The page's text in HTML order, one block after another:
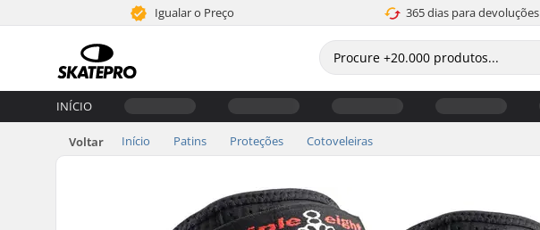
Igualar o Preço 365 dias para devoluções
INÍCIO
Voltar Início Patins Proteções Cotoveleiras